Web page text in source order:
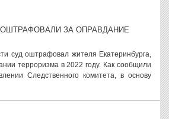
ЗА ОПРАВДАНИЕ
суд оштрафовал жителя Екатеринбурга,
терроризма в 2022 году. Как сообщили
Следственного комитета, в основу